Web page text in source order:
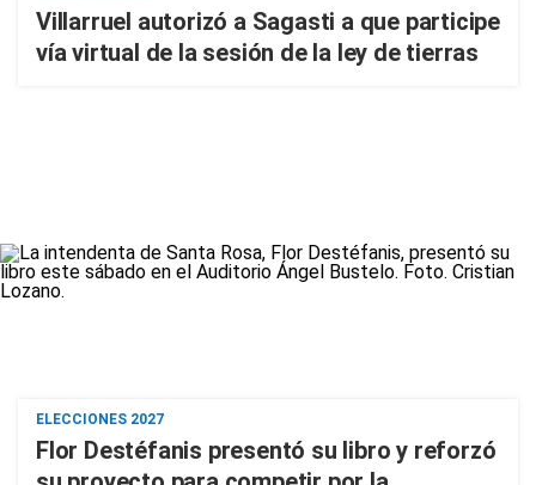
Villarruel autorizó a Sagasti a que participe
vía virtual de la sesión de la ley de tierras
ELECCIONES 2027
Flor Destéfanis presentó su libro y reforzó